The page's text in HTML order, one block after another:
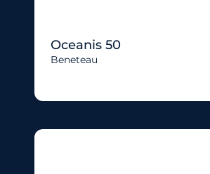
Oceanis 50
Beneteau